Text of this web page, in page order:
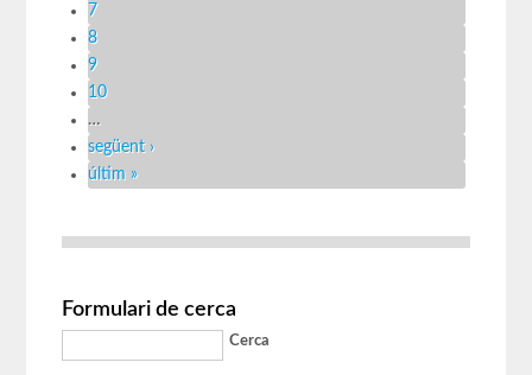
7
8
9
10
…
següent ›
últim »
Formulari de cerca
Cerca